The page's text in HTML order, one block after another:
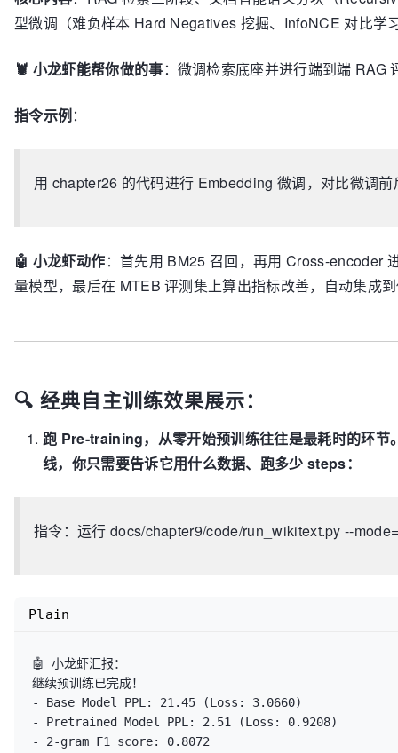
型微调（难负样本 Hard Negatives 挖掘、InfoNCE 对比学
🦞 小龙虾能帮你做的事：微调检索底座并进行端到端 RAG
指令示例：
用 chapter26 的代码进行 Embedding 微调，对比微调
🤖 小龙虾动作：首先用 BM25 召回，再用 Cross-encoder
量模型，最后在 MTEB 评测集上算出指标改善，自动集成
🔍 经典自主训练效果展示：
跑 Pre-training，从零开始预训练往往是最耗时的环
线，你只需要告诉它用什么数据、跑多少 steps：
指令：运行 docs/chapter9/code/run_wikitext.py --
🤖 小龙虾汇报：
继续预训练已完成！
- Base Model PPL: 21.45 (Loss: 3.0660)
- Pretrained Model PPL: 2.51 (Loss: 0.9208)
- 2-gram F1 score: 0.8072
Plain